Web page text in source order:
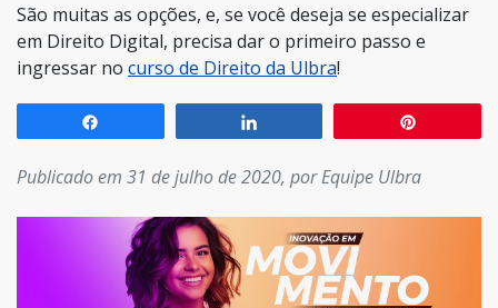
São muitas as opções, e, se você deseja se especializar
em Direito Digital, precisa dar o primeiro passo e
ingressar no curso de Direito da Ulbra!
Publicado em 31 de julho de 2020, por Equipe Ulbra